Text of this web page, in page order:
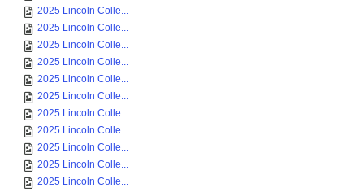
2025 Lincoln Colle...
2025 Lincoln Colle...
2025 Lincoln Colle...
2025 Lincoln Colle...
2025 Lincoln Colle...
2025 Lincoln Colle...
2025 Lincoln Colle...
2025 Lincoln Colle...
2025 Lincoln Colle...
2025 Lincoln Colle...
2025 Lincoln Colle...